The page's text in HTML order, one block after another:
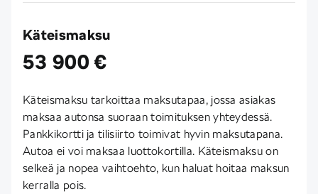
Käteismaksu
53 900 €
Käteismaksu tarkoittaa maksutapaa, jossa asiakas
maksaa autonsa suoraan toimituksen yhteydessä.
Pankkikortti ja tilisiirto toimivat hyvin maksutapana.
Autoa ei voi maksaa luottokortilla. Käteismaksu on
selkeä ja nopea vaihtoehto, kun haluat hoitaa maksun
kerralla pois.